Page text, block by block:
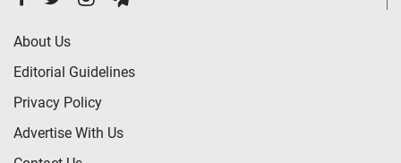
About Us
Editorial Guidelines
Privacy Policy
Advertise With Us